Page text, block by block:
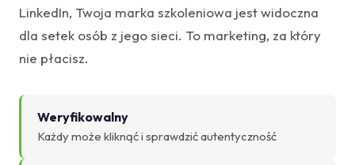
LinkedIn, Twoja marka szkoleniowa jest widoczna
dla setek osób z jego sieci. To marketing, za który
nie płacisz.
Weryfikowalny
Każdy może kliknąć i sprawdzić autentyczność